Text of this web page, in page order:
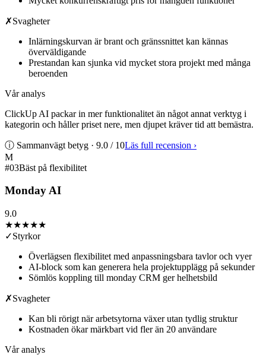
✗Svagheter
Inlärningskurvan är brant och gränssnittet kan kännas
överväldigande
Prestandan kan sjunka vid mycket stora projekt med många
beroenden
Vår analys
ClickUp AI packar in mer funktionalitet än något annat verktyg i
kategorin och håller priset nere, men djupet kräver tid att bemästra.
ⓘ Sammanvägt betyg · 9.0 / 10Läs full recension ›
M
#03Bäst på flexibilitet
Monday AI
9.0
★★★★★
✓Styrkor
Överlägsen flexibilitet med anpassningsbara tavlor och vyer
AI-block som kan generera hela projektupplägg på sekunder
Sömlös koppling till monday CRM ger helhetsbild
✗Svagheter
Kan bli rörigt när arbetsytorna växer utan tydlig struktur
Kostnaden ökar märkbart vid fler än 20 användare
Vår analys